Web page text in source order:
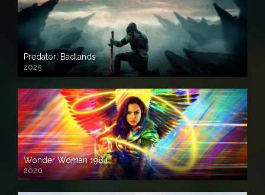
Predator: Badlands
2025
Wonder Woman 1984
2020